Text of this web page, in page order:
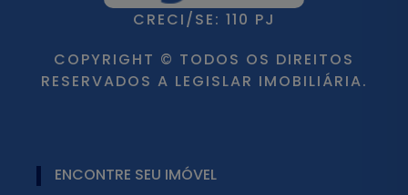
CRECI/SE: 110 PJ
COPYRIGHT © TODOS OS DIREITOS
RESERVADOS A LEGISLAR IMOBILIÁRIA.
ENCONTRE SEU IMÓVEL